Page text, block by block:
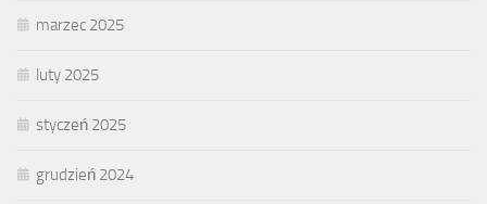
marzec 2025
luty 2025
styczeń 2025
grudzień 2024